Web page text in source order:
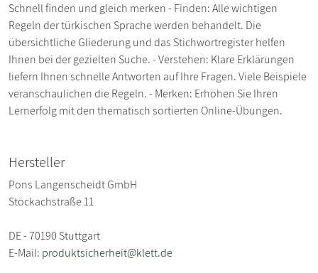
Schnell finden und gleich merken - Finden: Alle wichtigen
Regeln der türkischen Sprache werden behandelt. Die
übersichtliche Gliederung und das Stichwortregister helfen
Ihnen bei der gezielten Suche. - Verstehen: Klare Erklärungen
liefern Ihnen schnelle Antworten auf Ihre Fragen. Viele Beispiele
veranschaulichen die Regeln. - Merken: Erhöhen Sie Ihren
Lernerfolg mit den thematisch sortierten Online-Übungen.
Hersteller
Pons Langenscheidt GmbH
Stöckachstraße 11
DE - 70190 Stuttgart
E-Mail: produktsicherheit@klett.de